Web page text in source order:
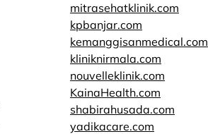
mitrasehatklinik.com
kpbanjar.com
kemanggisanmedical.com
kliniknirmala.com
nouvelleklinik.com
KainaHealth.com
shabirahusada.com
yadikacare.com